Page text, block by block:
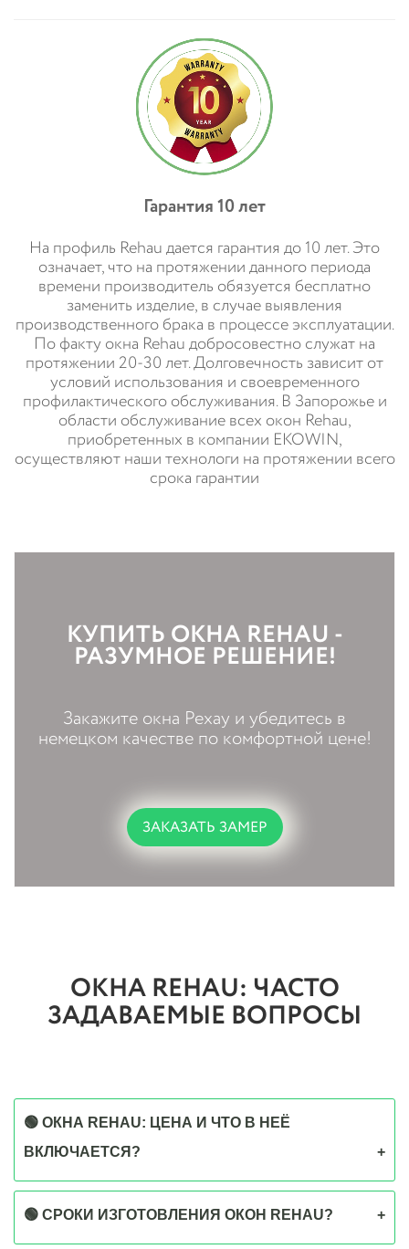
Гарантия 10 лет
На профиль Rehau дается гарантия до 10 лет. Это
означает, что на протяжении данного периода
времени производитель обязуется бесплатно
заменить изделие, в случае выявления
производственного брака в процессе эксплуатации.
По факту окна Rehau добросовестно служат на
протяжении 20-30 лет. Долговечность зависит от
условий использования и своевременного
профилактического обслуживания. В Запорожье и
области обслуживание всех окон Rehau,
приобретенных в компании EKOWIN,
осуществляют наши технологи на протяжении всего
срока гарантии
КУПИТЬ ОКНА REHAU -
РАЗУМНОЕ РЕШЕНИЕ!
Закажите окна Рехау и убедитесь в
немецком качестве по комфортной цене!
ЗАКАЗАТЬ ЗАМЕР
ОКНА REHAU: ЧАСТО
ЗАДАВАЕМЫЕ ВОПРОСЫ
🟢 ОКНА REHAU: ЦЕНА И ЧТО В НЕЁ
ВКЛЮЧАЕТСЯ?
🟢 СРОКИ ИЗГОТОВЛЕНИЯ ОКОН REHAU?